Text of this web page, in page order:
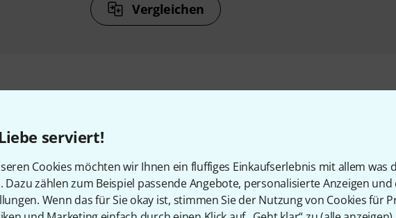
serviert!
Cookies möchten wir Ihnen ein fluffiges Einkaufserlebnis mit allem was
Dazu zählen zum Beispiel passende Angebote, personalisierte Anzeigen
Wenn das für Sie okay ist, stimmen Sie der Nutzung von Cookies für
Vergleichen
Zubehör & passende Artikel